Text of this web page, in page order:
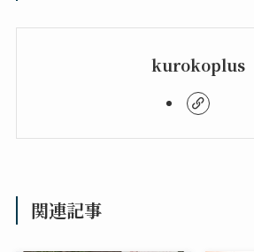
kurokoplus
関連記事